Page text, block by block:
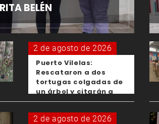
BELÉN
2 de agosto de 2026
Puerto Vilelas:
Rescataron a dos
tortugas colgadas de
un árbol y citarán a
los padres de los
menores responsables
2 de agosto de 2026